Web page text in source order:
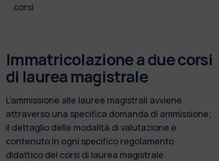
corsi
Immatricolazione a due corsi
di laurea magistrale
L’ammissione alle lauree magistrali avviene
attraverso una specifica domanda di ammissione;
il dettaglio delle modalità di valutazione è
contenuto in ogni specifico regolamento
didattico dei corsi di laurea magistrale.